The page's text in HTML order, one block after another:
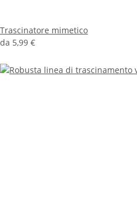
Trascinatore mimetico
da 5,99 €